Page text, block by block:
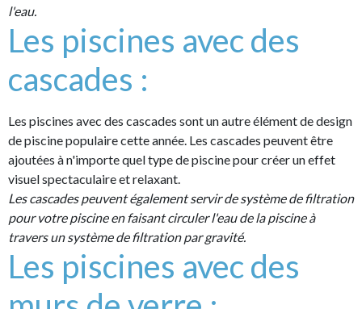
l'eau.
Les piscines avec des
cascades :
Les piscines avec des cascades sont un autre élément de design
de piscine populaire cette année. Les cascades peuvent être
ajoutées à n'importe quel type de piscine pour créer un effet
visuel spectaculaire et relaxant.
Les cascades peuvent également servir de système de filtration
pour votre piscine en faisant circuler l'eau de la piscine à
travers un système de filtration par gravité.
Les piscines avec des